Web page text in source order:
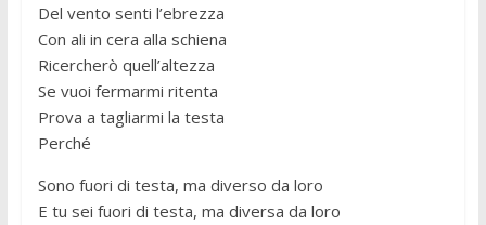
Del vento senti l’ebrezza
Con ali in cera alla schiena
Ricercherò quell’altezza
Se vuoi fermarmi ritenta
Prova a tagliarmi la testa
Perché
Sono fuori di testa, ma diverso da loro
E tu sei fuori di testa, ma diversa da loro